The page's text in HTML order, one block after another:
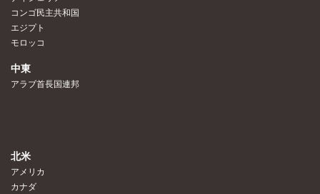
コンゴ民主共和国
エジプト
モロッコ
中東
アラブ首長国連邦
北米
アメリカ
カナダ